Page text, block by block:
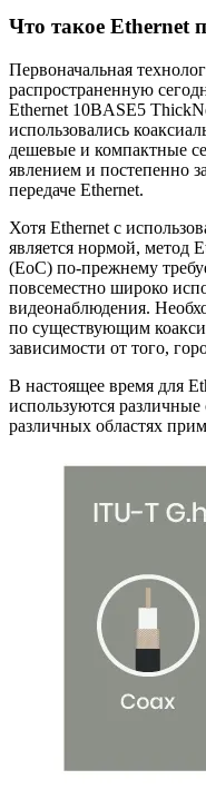
Что такое Ethernet
Первоначальная
распространенную
Ethernet 10BASE5
использовались
дешевые и компактные
явлением и постепенно
передаче Ethernet.
Хотя Ethernet с
является нормой, метод
(EoC) по-прежнему
повсеместно широко
видеонаблюдения.
по существующим
зависимости от того,
В настоящее время для
используются различные
различных областях